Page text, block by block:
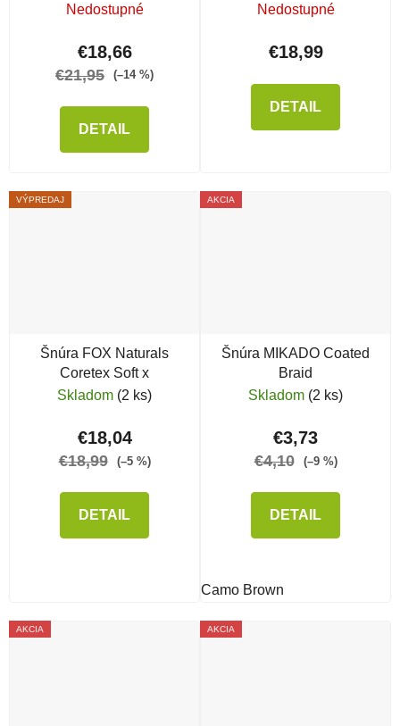
Nedostupné
€18,66
€21,95 (–14 %)
DETAIL
Nedostupné
€18,99
DETAIL
VÝPREDAJ
Šnúra FOX Naturals
Coretex Soft x
Skladom (2 ks)
€18,04
€18,99 (–5 %)
DETAIL
AKCIA
Šnúra MIKADO Coated
Braid
Skladom (2 ks)
€3,73
€4,10 (–9 %)
DETAIL
Camo Brown
AKCIA AKCIA